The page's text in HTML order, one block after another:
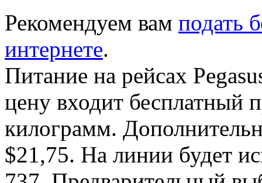
Рекомендуем вам подать
интернете.
Питание на рейсах
цену входит бесплатный
килограмм.
$21,75. На линии будет